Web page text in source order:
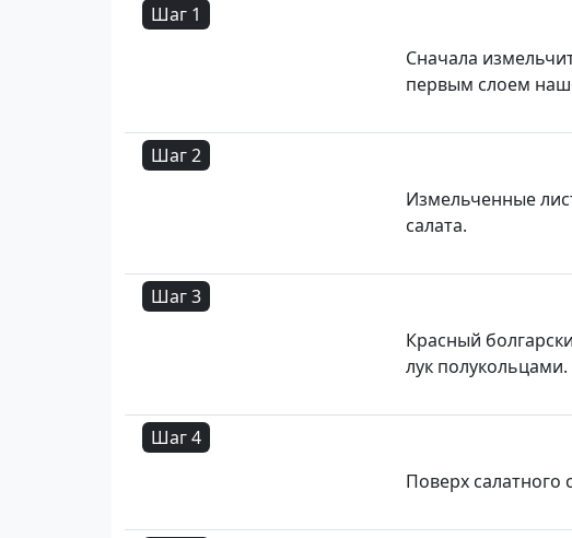
Шаг 1
Сначала
первым слоем
Шаг 2
Измельченные
салата.
Шаг 3
Красный
лук полукольцами.
Шаг 4
Поверх салатного